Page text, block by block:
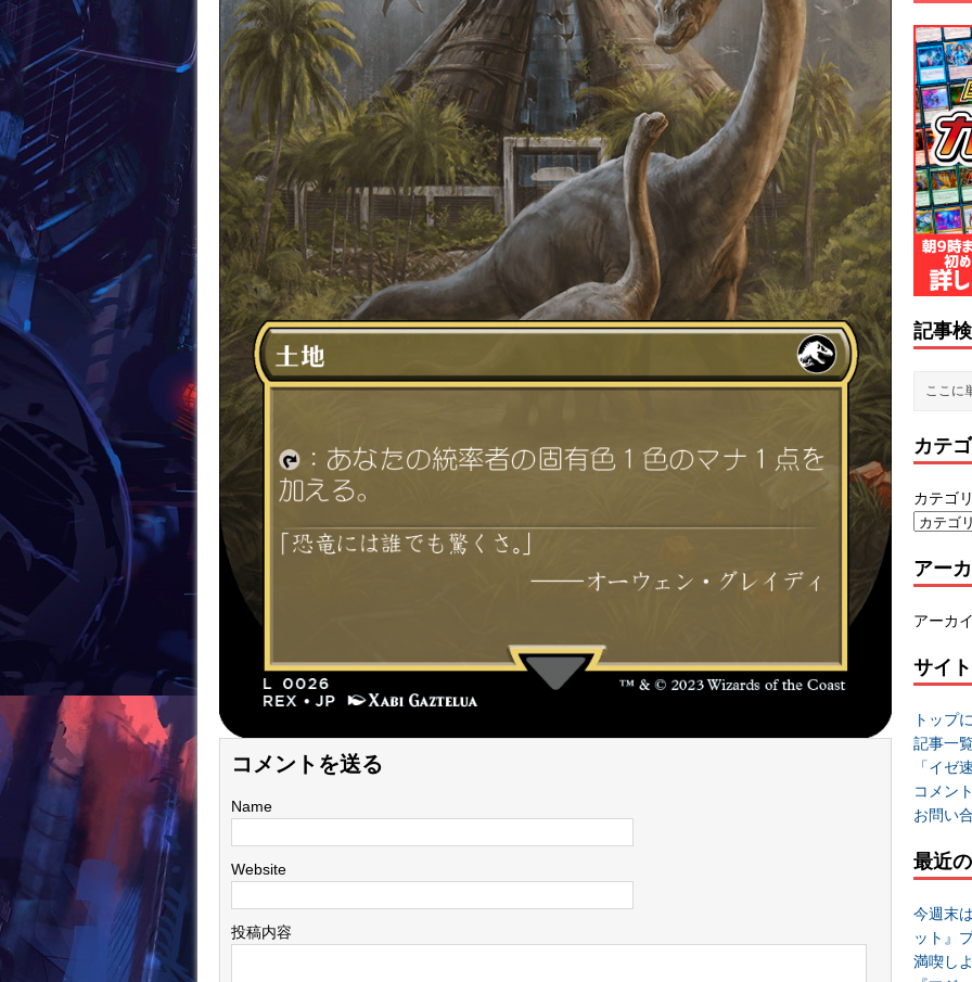
コメントを送る
Name
Website
投稿内容
記事
カテ
カテゴ
アー
アーカ
サイ
トップ
記事一
「イゼ
コメン
お問い
最近
今週末
ット』
満喫し